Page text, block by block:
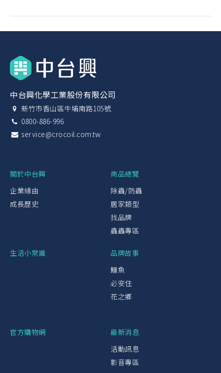
中台興化學工業股份有限公司
新竹市香山區牛埔南路105號
0800-886-996
service@crocoil.com.tw
關於中台興
企業緣由
成長歷史
商品總覽
除蟲/防蟲
居家類型
找品牌
蟲蟲專區
生活小常識
品牌故事
鱷魚
必安住
花之鄉
官方購物網
最新消息
活動訊息
影音專區